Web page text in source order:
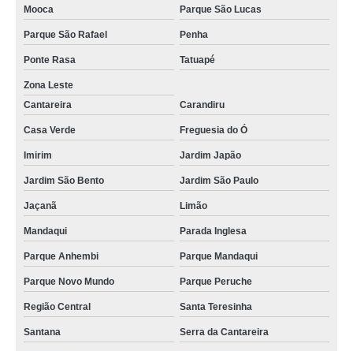
Mooca Parque São Lucas
Parque São Rafael Penha
Ponte Rasa Tatuapé
Zona Leste
Cantareira
Carandiru
Casa Verde Freguesia do Ó
Imirim Jardim Japão
Jardim São Bento Jardim São Paulo
Jaçanã Limão
Mandaqui Parada Inglesa
Parque Anhembi Parque Mandaqui
Parque Novo Mundo Parque Peruche
Região Central Santa Teresinha
Santana Serra da Cantareira